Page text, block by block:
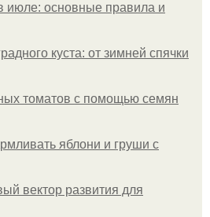
июле: основные правила и
куста: от зимней спячки
томатов с помощью семян
яблони и груши с
вектор развития для